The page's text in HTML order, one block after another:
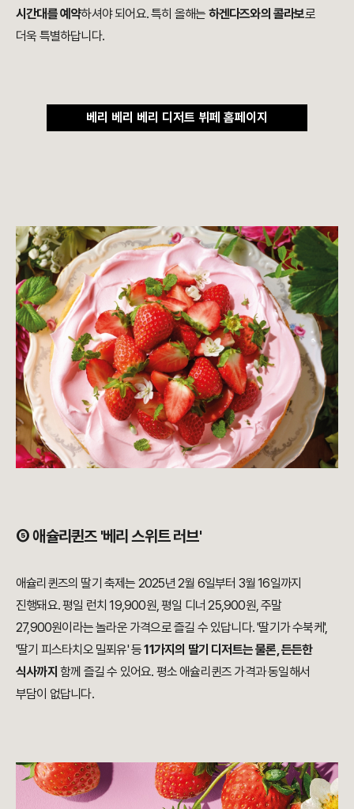
시간대를 예약하셔야 되어요. 특히 올해는 하겐다즈와의 콜라보로
더욱 특별하답니다.
베리 베리 베리 디저트 뷔페 홈페이지
⑤ 애슐리퀸즈 '베리 스위트 러브'
애슐리퀸즈의 딸기 축제는 2025년 2월 6일부터 3월 16일까지
진행돼요. 평일 런치 19,900원, 평일 디너 25,900원, 주말
27,900원이라는 놀라운 가격으로 즐길 수 있답니다. '딸기가 수북케',
'딸기 피스타치오 밀푀유' 등11가지의 딸기 디저트는 물론, 든든한
식사까지 함께 즐길 수 있어요. 평소 애슐리퀸즈 가격과 동일해서
부담이 없답니다.